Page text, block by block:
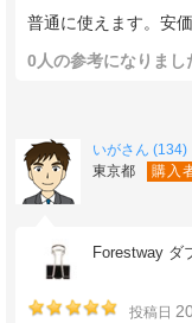
普通に使えます。安
0人の参考になりまし
いがさん (134)
東京都
購入
Forestway ダ
投稿日